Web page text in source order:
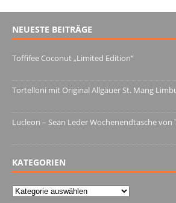
NEUESTE BEITRÄGE
Toffifee Coconut „Limited Edition“
Tortelloni mit Original Allgäuer St. Mang
Lucleon – Sean Leder Wochenendtasche von
KATEGORIEN
Kategorien